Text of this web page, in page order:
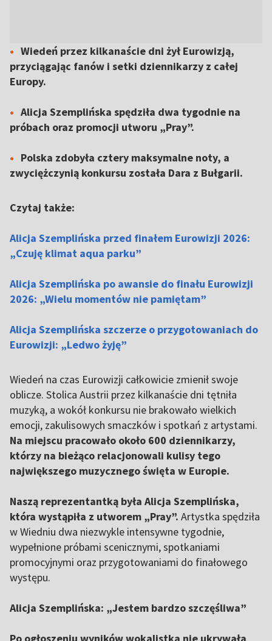
Wiedeń przez kilkanaście dni żył Eurowizją,
przyciągając fanów i setki dziennikarzy z całej
Europy.
Alicja Szemplińska spędziła dwa tygodnie na
próbach oraz promocji utworu „Pray”.
Polska zdobyła cztery maksymalne noty, a
zwyciężczynią konkursu została Dara z Bułgarii.
Czytaj także:
Alicja Szemplińska przed finałem Eurowizji 2026:
„Czuję klimat aqua parku”
Alicja Szemplińska po awansie do finału Eurowizji
2026: „Wielu momentów nie pamiętam”
Alicja Szemplińska szczerze o przygotowaniach do
Eurowizji: „Ledwo żyję”
Wiedeń na czas Eurowizji całkowicie zmienił swoje
oblicze. Stolica Austrii przez kilkanaście dni tętniła
muzyką, a wokół konkursu nie brakowało wielkich
emocji, zakulisowych smaczków i spotkań z artystami.
Na miejscu pracowało około 600 dziennikarzy,
którzy na bieżąco relacjonowali kulisy tego
największego muzycznego święta w Europie.
Naszą reprezentantką była Alicja Szemplińska,
która wystąpiła z utworem „Pray”. Artystka spędziła
w Wiedniu dwa niezwykle intensywne tygodnie,
wypełnione próbami scenicznymi, spotkaniami
promocyjnymi oraz przygotowaniami do finałowego
występu.
Alicja Szemplińska: „Jestem bardzo szczęśliwa”